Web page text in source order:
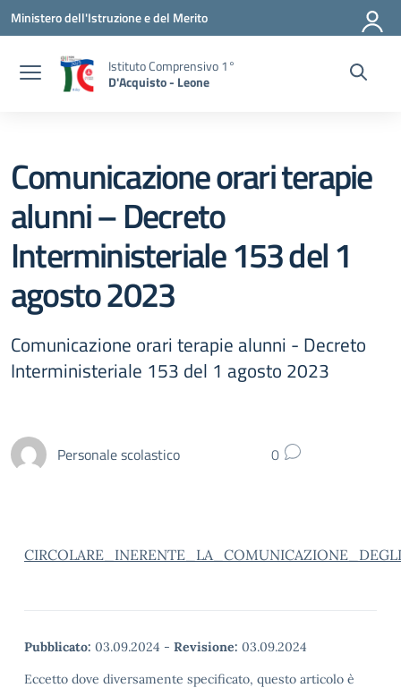
Vai ai contenuti
Vai al menu di navigazione
Vai al footer
Ministero dell'Istruzione e del Merito
Istituto Comprensivo 1°
D'Acquisto - Leone
Comunicazione orari terapie
alunni – Decreto
Interministeriale 153 del 1
agosto 2023
Comunicazione orari terapie alunni - Decreto
Interministeriale 153 del 1 agosto 2023
Personale scolastico 0
Pubblicato: 03.09.2024 - Revisione: 03.09.2024
Eccetto dove diversamente specificato, questo articolo è